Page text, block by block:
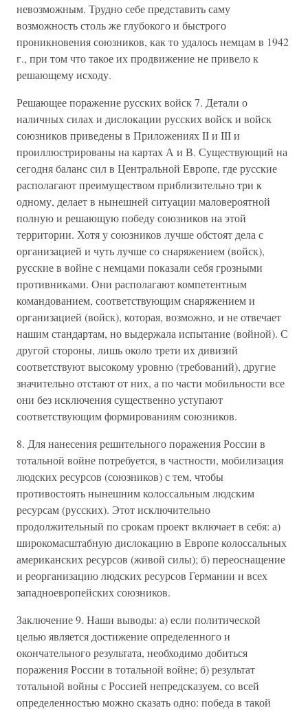
невозможным. Трудно себе представить саму
возможность столь же глубокого и быстрого
проникновения союзников, как то удалось немцам в 1942
г., при том что такое их продвижение не привело к
решающему исходу.
Решающее поражение русских войск 7. Детали о
наличных силах и дислокации русских войск и войск
союзников приведены в Приложениях II и III и
проиллюстрированы на картах А и В. Существующий на
сегодня баланс сил в Центральной Европе, где русские
располагают преимуществом приблизительно три к
одному, делает в нынешней ситуации маловероятной
полную и решающую победу союзников на этой
территории. Хотя у союзников лучше обстоят дела с
организацией и чуть лучше со снаряжением (войск),
русские в войне с немцами показали себя грозными
противниками. Они располагают компетентным
командованием, соответствующим снаряжением и
организацией (войск), которая, возможно, и не отвечает
нашим стандартам, но выдержала испытание (войной). С
другой стороны, лишь около трети их дивизий
соответствуют высокому уровню (требований), другие
значительно отстают от них, а по части мобильности все
они без исключения существенно уступают
соответствующим формированиям союзников.
8. Для нанесения решительного поражения России в
тотальной войне потребуется, в частности, мобилизация
людских ресурсов (союзников) с тем, чтобы
противостоять нынешним колоссальным людским
ресурсам (русских). Этот исключительно
продолжительный по срокам проект включает в себя: а)
широкомасштабную дислокацию в Европе колоссальных
американских ресурсов (живой силы); б) переоснащение
и реорганизацию людских ресурсов Германии и всех
западноевропейских союзников.
Заключение 9. Наши выводы: а) если политической
целью является достижение определенного и
окончательного результата, необходимо добиться
поражения России в тотальной войне; б) результат
тотальной войны с Россией непредсказуем, со всей
определенностью можно сказать одно: победа в такой